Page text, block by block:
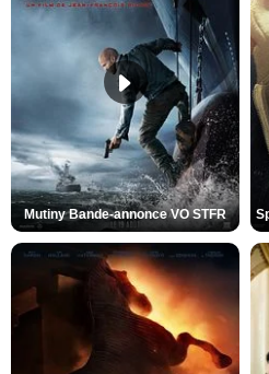
Mutiny Bande-annonce VO STFR